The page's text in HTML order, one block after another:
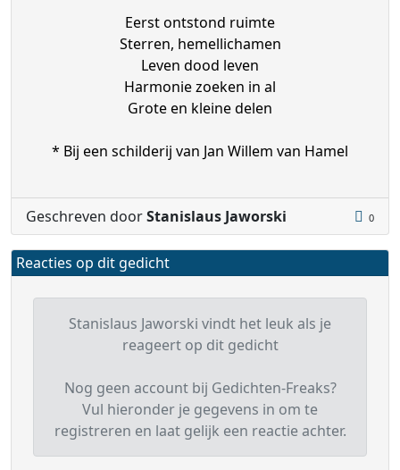
Eerst ontstond ruimte
Sterren, hemellichamen
Leven dood leven
Harmonie zoeken in al
Grote en kleine delen
* Bij een schilderij van Jan Willem van Hamel
Geschreven doorStanislaus Jaworski 0
Reacties op dit gedicht
Stanislaus Jaworski vindt het leuk als je
reageert op dit gedicht
Nog geen account bij Gedichten-Freaks?
Vul hieronder je gegevens in om te
registreren en laat gelijk een reactie achter.